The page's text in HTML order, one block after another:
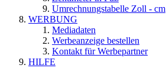
Umrechnungstabelle Zoll - cm
WERBUNG
Mediadaten
Werbeanzeige bestellen
Kontakt für Werbepartner
HILFE